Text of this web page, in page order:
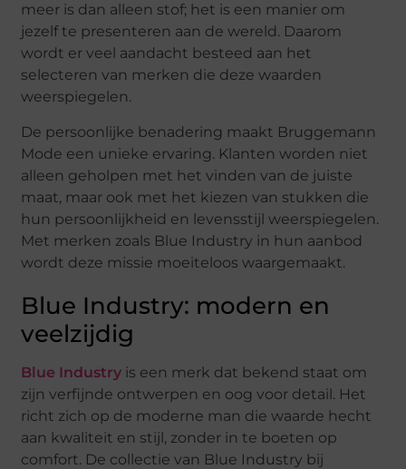
meer is dan alleen stof; het is een manier om
jezelf te presenteren aan de wereld. Daarom
wordt er veel aandacht besteed aan het
selecteren van merken die deze waarden
weerspiegelen.
De persoonlijke benadering maakt Bruggemann
Mode een unieke ervaring. Klanten worden niet
alleen geholpen met het vinden van de juiste
maat, maar ook met het kiezen van stukken die
hun persoonlijkheid en levensstijl weerspiegelen.
Met merken zoals Blue Industry in hun aanbod
wordt deze missie moeiteloos waargemaakt.
Blue Industry: modern en
veelzijdig
Blue Industry is een merk dat bekend staat om
zijn verfijnde ontwerpen en oog voor detail. Het
richt zich op de moderne man die waarde hecht
aan kwaliteit en stijl, zonder in te boeten op
comfort. De collectie van Blue Industry bij